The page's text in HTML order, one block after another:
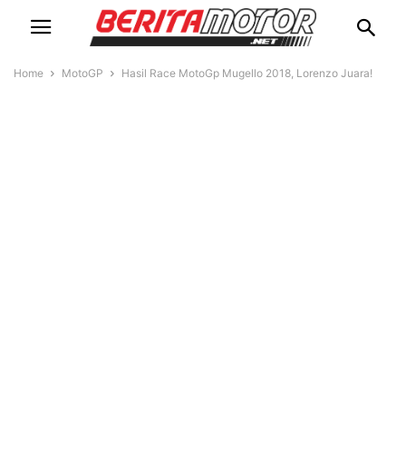
Home MotoGP Hasil Race MotoGp Mugello 2018, Lorenzo Juara!